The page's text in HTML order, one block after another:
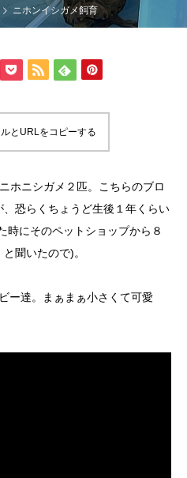
ニホンイシガメ飼育
とURLをコピーする
ホニシガメ２匹。こちらのブロ
恐らくちょうど生後１年くらい
時にそのペットショップから８
聞いたので)。
ー達。まぁまぁ小さくて可愛